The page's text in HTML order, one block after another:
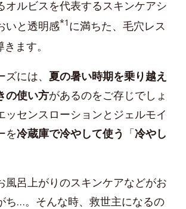
オルビスを代表するスキンケアシ
いと透明感*1 に満ちた、毛穴レス
ます。
には、 夏の暑い時期を乗り越え
の使い方があるのをご存じでしょ
ッセンスローションとジェルモイ
を冷蔵庫で冷やして使う 「冷やし
風呂上がりのスキンケアなどがお
ち…。そんな時、救世主になるの